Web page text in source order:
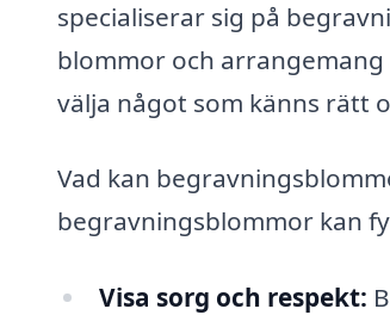
specialiserar sig på
blommor och
välja något som känns rätt
Vad kan
begravningsblommor kan
Visa sorg och respekt: